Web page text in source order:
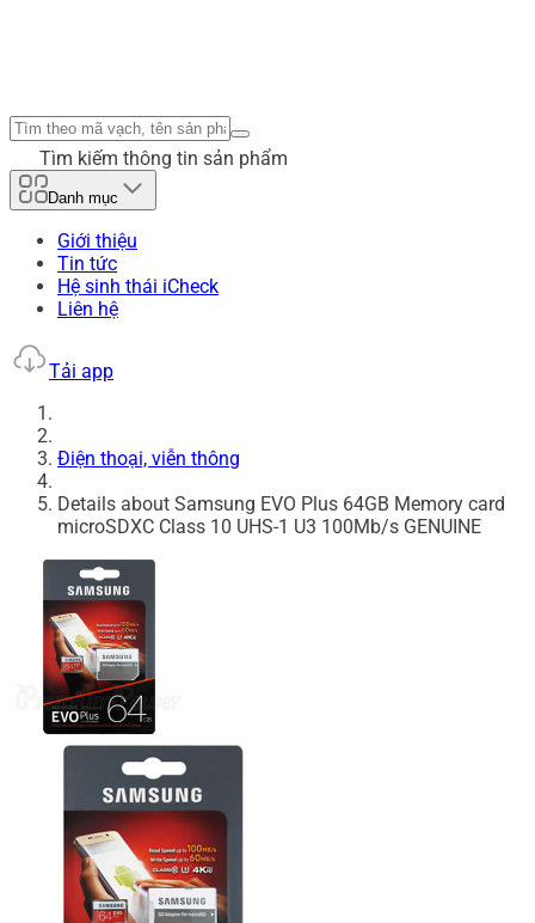
Tìm kiếm thông tin sản phẩm
Danh mục
Giới thiệu
Tin tức
Hệ sinh thái iCheck
Liên hệ
Tải app
Điện thoại, viễn thông
Details about Samsung EVO Plus 64GB Memory card
microSDXC Class 10 UHS-1 U3 100Mb/s GENUINE